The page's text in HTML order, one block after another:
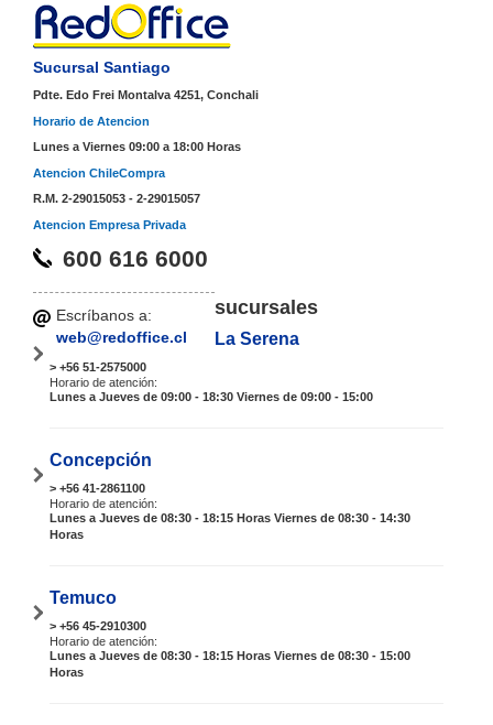
Sucursal Santiago
Pdte. Edo Frei Montalva 4251, Conchali
Horario de Atencion
Lunes a Viernes 09:00 a 18:00 Horas
Atencion ChileCompra
R.M. 2-29015053 - 2-29015057
Atencion Empresa Privada
600 616 6000
Escríbanos a:
web@redoffice.cl
sucursales
La Serena
> +56 51-2575000
Horario de atención:
Lunes a Jueves de 09:00 - 18:30 Viernes de 09:00 - 15:00
Concepción
> +56 41-2861100
Horario de atención:
Lunes a Jueves de 08:30 - 18:15 Horas Viernes de 08:30 - 14:30
Horas
Temuco
> +56 45-2910300
Horario de atención:
Lunes a Jueves de 08:30 - 18:15 Horas Viernes de 08:30 - 15:00
Horas